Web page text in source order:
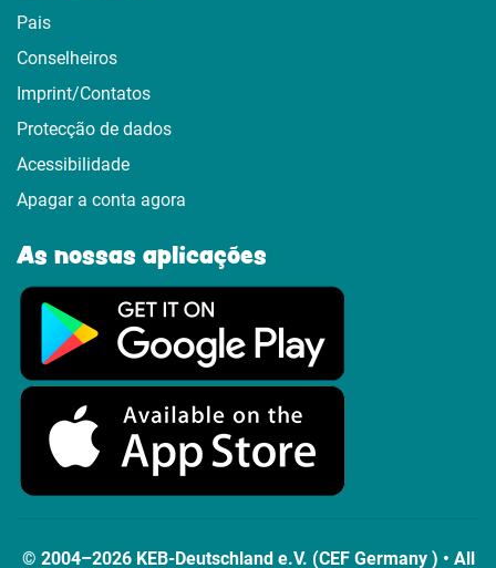
Pais
Conselheiros
Imprint/Contatos
Protecção de dados
Acessibilidade
Apagar a conta agora
As nossas aplicações
© 2004–2026 KEB-Deutschland e.V. (CEF Germany ) • All